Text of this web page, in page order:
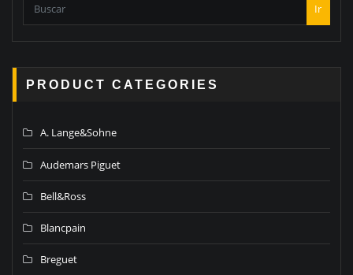
Ir
PRODUCT CATEGORIES
A. Lange&Sohne
Audemars Piguet
Bell&Ross
Blancpain
Breguet